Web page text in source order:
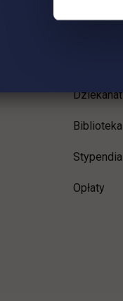
Dziekanat
Biblioteka
Stypendia
Opłaty